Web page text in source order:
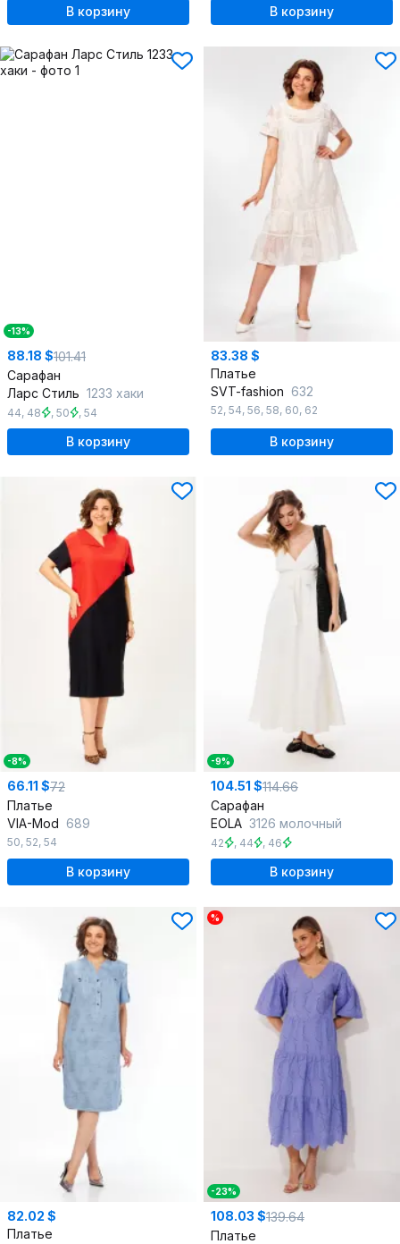
В корзину В корзину
-13%
88.18 $101.41
Сарафан
Ларс Стиль 1233 хаки
44, 48 , 50 , 54
В корзину
83.38 $
Платье
SVT-fashion 632
52, 54, 56, 58, 60, 62
В корзину
-8%
66.11 $72
Платье
VIA-Mod 689
50, 52, 54
В корзину
-9%
104.51 $114.66
Сарафан
EOLA 3126 молочный
42 , 44 , 46
В корзину
82.02 $
Платье
%
-23%
108.03 $139.64
Платье